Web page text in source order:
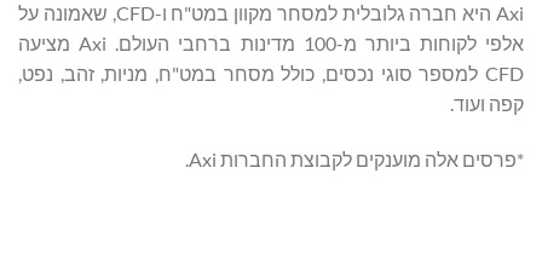
Axi היא חברה גלובלית למסחר מקוון במט"ח ו-CFD, שאמונה על
אלפי לקוחות ביותר מ-100 מדינות ברחבי העולם. Axi מציעה
CFD למספר סוגי נכסים, כולל מסחר במט"ח, מניות, זהב, נפט,
קפה ועוד.
*פרסים אלה מוענקים לקבוצת החברות Axi.